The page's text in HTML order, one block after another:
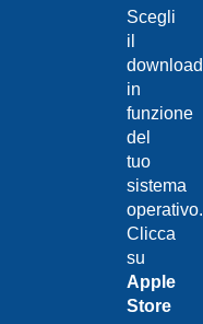
Scegli
il
download
in
funzione
del
tuo
sistema
operativo.
Clicca
su
Apple
Store